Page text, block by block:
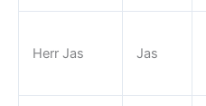
Herr Jas Jas